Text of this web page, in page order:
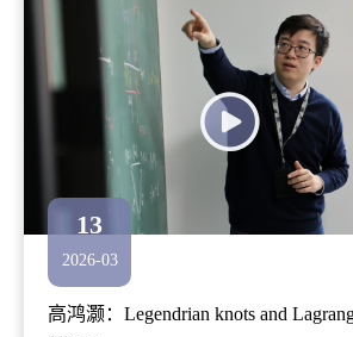
13
2026-03
高鸿灏：Legendrian knots and